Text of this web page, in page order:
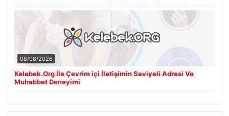
08/08/2026
Kelebek.Org İle Çevrim içi İletişimin Seviyeli Adresi Ve
Muhabbet Deneyimi